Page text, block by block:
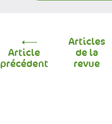
Article
précédent
Articles
de la
revue